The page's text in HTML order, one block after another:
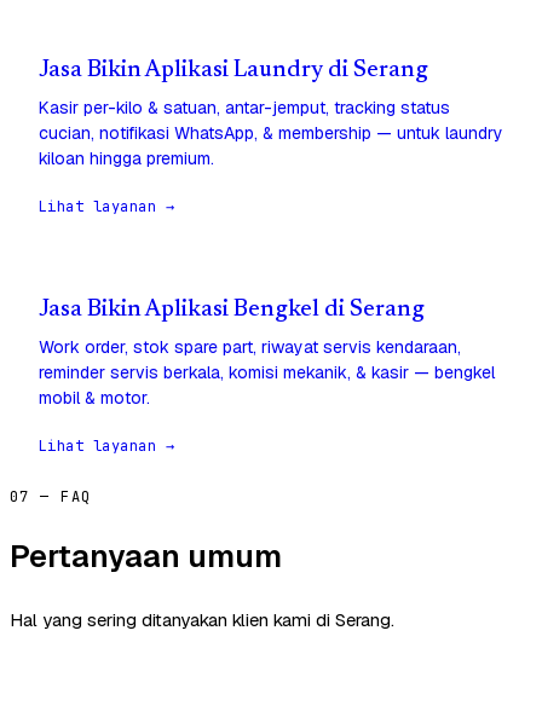
Jasa Bikin Aplikasi Laundry di Serang
Kasir per-kilo & satuan, antar-jemput, tracking status
cucian, notifikasi WhatsApp, & membership — untuk laundry
kiloan hingga premium.
Lihat layanan →
Jasa Bikin Aplikasi Bengkel di Serang
Work order, stok spare part, riwayat servis kendaraan,
reminder servis berkala, komisi mekanik, & kasir — bengkel
mobil & motor.
Lihat layanan →
07 — FAQ
Pertanyaan umum
Hal yang sering ditanyakan klien kami di Serang.